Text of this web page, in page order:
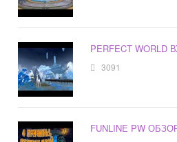
PERFECT WORLD
3091
FUNLINE PW